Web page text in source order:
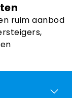
ruim aanbod